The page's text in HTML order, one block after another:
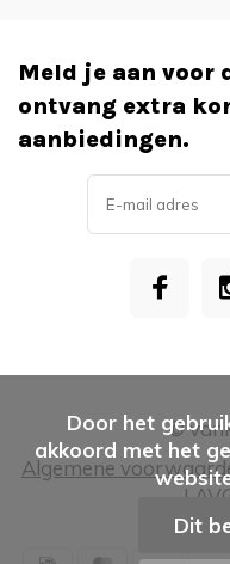
Meld je aan voor
ontvang extra
aanbiedingen.
Algemene
|
©
akkoord met het
Dit